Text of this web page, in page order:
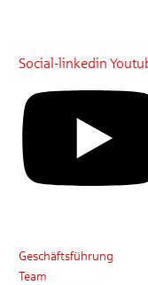
Social-linkedin
Geschäftsführung
Team